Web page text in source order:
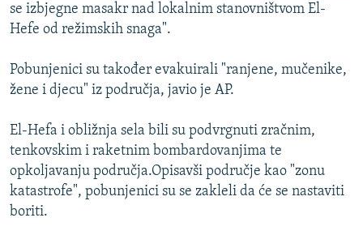
POPLAVE I KLIZIŠTA U BIH 2024.
POST SCRIPTUM
TRI DECENIJE OD RATA U BIH
SVE KARTE DEJTONA
NASTANAK I RASPAD JUGOSLAVIJE
se izbjegne masakr nad lokalnim stanovništvom El-
Hefe od režimskih snaga".
Pobunjenici su također evakuirali "ranjene, mučenike,
žene i djecu" iz područja, javio je AP.
El-Hefa i obližnja sela bili su podvrgnuti zračnim,
tenkovskim i raketnim bombardovanjima te
opkoljavanju područja.Opisavši područje kao "zonu
katastrofe", pobunjenici su se zakleli da će se nastaviti
boriti.